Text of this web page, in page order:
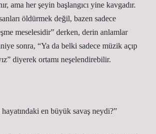
ama her şeyin başlangıcı yine kavgadır.
öldürmek değil, bazen sadece
meselesidir” derken, derin anlamlar
sonra, “Ya da belki sadece müzik açıp
diyerek ortamı neşelendirebilir.
en büyük savaş neydi?”